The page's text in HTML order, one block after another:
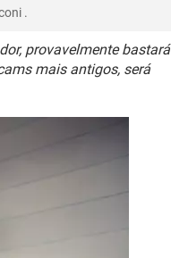
.
provavelmente bastará
mais antigos, será